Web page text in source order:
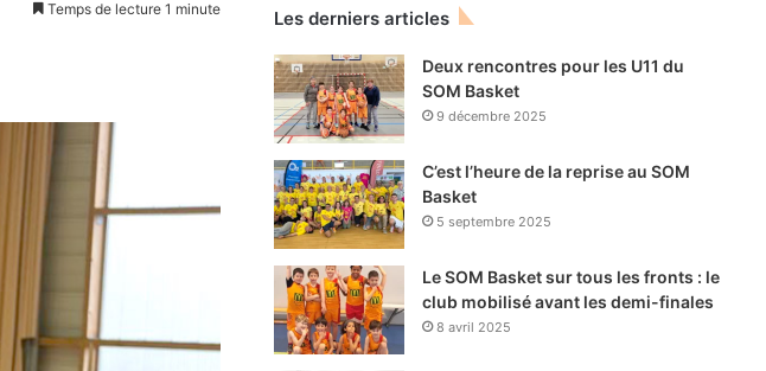
Temps de lecture 1 minute Les derniers articles
Deux rencontres pour les U11 du
SOM Basket
9 décembre 2025
C’est l’heure de la reprise au SOM
Basket
5 septembre 2025
Le SOM Basket sur tous les fronts : le
club mobilisé avant les demi-finales
8 avril 2025